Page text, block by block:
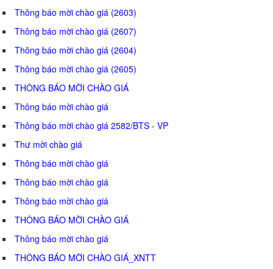
Thông báo mời chào giá (2603)
Thông báo mời chào giá (2607)
Thông báo mời chào giá (2604)
Thông báo mời chào giá (2605)
THÔNG BÁO MỜI CHÀO GIÁ
Thông báo mời chào giá
Thông báo mời chào giá 2582/BTS - VP
Thư mời chào giá
Thông báo mời chào giá
Thông báo mời chào giá
Thông báo mời chào giá
THÔNG BÁO MỜI CHÀO GIÁ
Thông báo mời chào giá
THÔNG BÁO MỜI CHÀO GIÁ_XNTT